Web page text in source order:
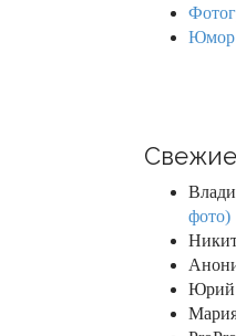
Юмор
фото)
Юрий